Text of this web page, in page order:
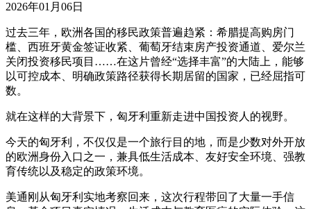
2026年01月06日
过去三年，欧洲各国的移民政策普遍趋紧：希腊提高购房门
槛、西班牙黄金签证收紧、葡萄牙结束房产投资通道、爱尔兰
关闭投资移民项目……在这片曾经“选择丰富”的大陆上，能够
以可控成本、明确政策路径获得长期居留的国家，已经屈指可
数。
就在这样的大背景下，匈牙利重新走进中国投资人的视野。
今天的匈牙利，不仅仅是一个旅行目的地，而是少数对外开放
的欧洲身份入口之一，兼具低生活成本、友好安全环境、强教
育传统以及稳定的政策环境。
美通刚从匈牙利实地考察回来，这次行程带回了大量一手信